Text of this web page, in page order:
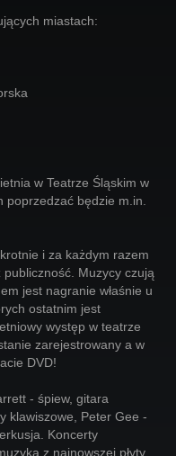
miastach:
w Teatrze Śląskim w
będzie m.in.
i za każdym razem
publiczność. Muzycy czują
jest nagranie właśnie u
ostatnim jest
występ w teatrze
zarejestrowany a w
DVD!
- śpiew, gitara
klawiszowe, Peter Gee -
Koncerty
z najnowszej płyty